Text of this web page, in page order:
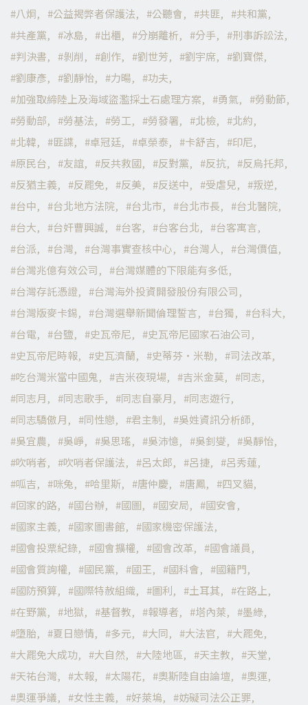
八炯
公益揭弊者保護法 公聽會 共匪
共和黨
共產黨
冰島 出櫃 分崩離析 分手
刑事訴訟法
判決書
剝削 創作 劉世芳 劉宇席
劉寶傑
劉康彥
劉靜怡 力暘
功夫
加強取締陸上及海域盜濫採土石處理方案
勇氣
勞動節
勞動部
勞基法 勞工 勞發署 北檢
北約
北韓
匪諜 卓冠廷 卓榮泰 卡舒吉
印尼
原民台
友誼 反共救國 反對黨 反抗
反烏托邦
反猶主義
反罷免 反美 反送中 受虐兒
叛逆
台中
台北地方法院 台北市 台北市長
台北醫院
台大
台奸曹興誠 台客 台客台北
台客寓言
台派
台灣 台灣事實查核中心 台灣人
台灣價值
台灣兆億有效公司
台灣媒體的下限能有多低
台灣存託憑證
台灣海外投資開發股份有限公司
台灣版麥卡錫
台灣選舉新聞倫理誓言 台獨
台科大
台電
台鹽 史瓦帝尼
史瓦帝尼國家石油公司
史瓦帝尼時報
史瓦濟蘭 史蒂芬·米勒
司法改革
吃台灣米當中國鬼
吉米夜現場 吉米金莫
同志
同志月
同志歌手 同志自豪月
同志遊行
同志驕傲月
同性戀 君主制
吳姓資訊分析師
吳宜農
吳崢 吳思瑤 吳沛憶 吳釗燮
吳靜怡
吹哨者
吹哨者保護法 呂太郎 呂捷
呂秀蓮
呱吉
咪兔 哈里斯 唐仲慶 唐鳳
四叉貓
回家的路
國台辦 國圖 國安局
國安會
國家主義
國家圖書館
國家機密保護法
國會投票紀錄
國會擴權 國會改革
國會議員
國會質詢權
國民黨 國王 國科會
國籍門
國防預算
國際特赦組織 圖利 土耳其
在路上
在野黨
地獄 基督教 報導者 塔內萊
墨綠
墮胎
夏日戀情 多元 大同 大法官
大罷免
大罷免大成功
大自然 大陸地區 天主教
天堂
天祐台灣
太報 太陽花 奧斯陸自由論壇
奧運
奧運爭議
女性主義 好萊塢
妨礙司法公正罪